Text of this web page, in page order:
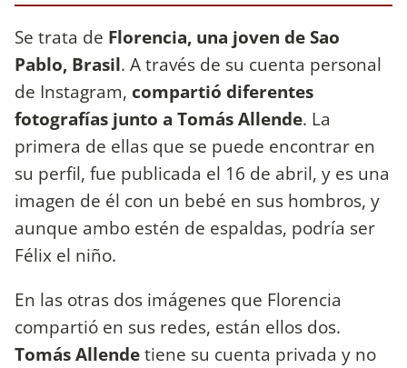
Se trata de Florencia, una joven de Sao
Pablo, Brasil. A través de su cuenta personal
de Instagram, compartió diferentes
fotografías junto a Tomás Allende. La
primera de ellas que se puede encontrar en
su perfil, fue publicada el 16 de abril, y es una
imagen de él con un bebé en sus hombros, y
aunque ambo estén de espaldas, podría ser
Félix el niño.
En las otras dos imágenes que Florencia
compartió en sus redes, están ellos dos.
Tomás Allendetiene su cuenta privada y no